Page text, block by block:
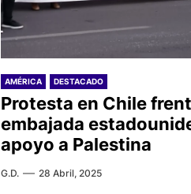
AMÉRICA DESTACADO
Protesta en Chile
embajada
apoyo a Palestina
G.D. 28 Abril, 2025